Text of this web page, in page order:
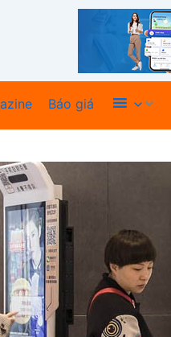
Báo giá Xem thêm